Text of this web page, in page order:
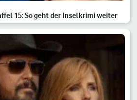
15: So geht der Inselkrimi weiter